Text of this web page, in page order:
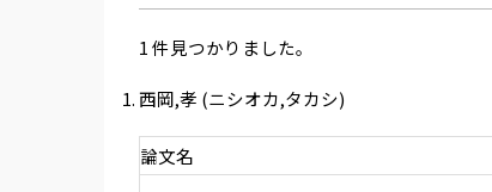
1 件見つかりました。
西岡,孝 (ニシオカ,タカシ)
論文名